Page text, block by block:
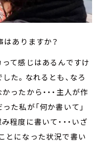
はありますか？
て感じはあるんですけ
た。なれるとも、なろ
ったから・・・主人が作
た私が「何か書いて」
程度に書いて・・・いざ
とになった状況で書い